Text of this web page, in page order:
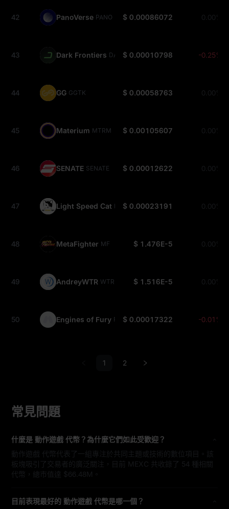
42 PanoVerse PANO $ 0.00086072 0.00%
43 Dark Frontiers DARK$ 0.00010798 -0.25%
44 GG GGTK $ 0.00058763 0.00%
45 Materium MTRM $ 0.00105607 0.00%
46 SENATE SENATE $ 0.00012622 0.00%
47 Light Speed Cat LSCAT$ 0.00023191 0.00%
48 MetaFighter MF $ 1.476E-5 0.00%
49 AndreyWTR WTR $ 1.516E-5 0.00%
50 Engines of Fury FURY$ 0.00017322 -0.01%
1 2
常見問題
什麼是 動作遊戲 代幣？為什麼它們如此受歡迎？
動作遊戲 代幣代表了一組專注於共同主題或技術的數位項目。該
板塊吸引了交易者的廣泛關注，目前 MEXC 共收錄了 54 種相關
代幣，總市值達 $66.48M。
目前表現最好的 動作遊戲 代幣是哪一個？